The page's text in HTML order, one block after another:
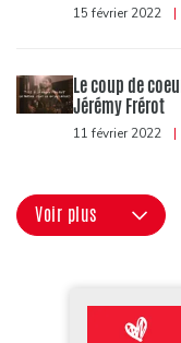
15 février 2022 |
Le coup de
Jérémy Frérot
11 février 2022 |
Voir plus